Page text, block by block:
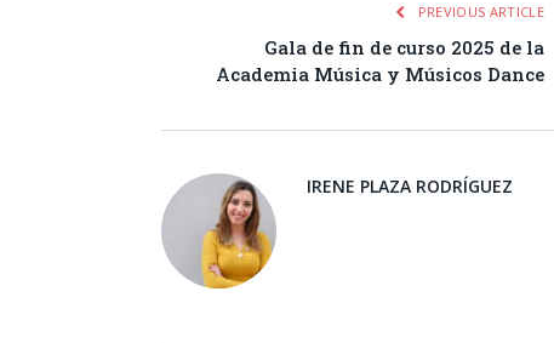
PREVIOUS ARTICLE
Gala de fin de curso 2025 de la
Academia Música y Músicos Dance
IRENE PLAZA RODRÍGUEZ